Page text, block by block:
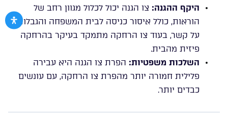
היקף ההגנה: צו הגנה יכול לכלול מגוון רחב של
הוראות, כולל איסור כניסה לבית המשפחה והגבלות
על קשר, בעוד צו הרחקה מתמקד בעיקר בהרחקה
פיזית מהבית.
השלכות משפטיות: הפרת צו הגנה היא עבירה
פלילית חמורה יותר מהפרת צו הרחקה, עם עונשים
כבדים יותר.